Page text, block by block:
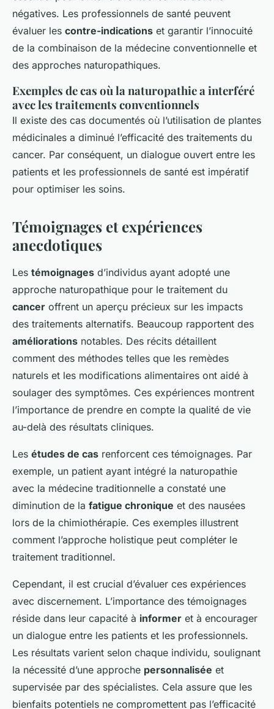
négatives. Les professionnels de santé peuvent
évaluer les contre-indications et garantir l’innocuité
de la combinaison de la médecine conventionnelle et
des approches naturopathiques.
Exemples de cas où la naturopathie a interféré
avec les traitements conventionnels
Il existe des cas documentés où l’utilisation de plantes
médicinales a diminué l’efficacité des traitements du
cancer. Par conséquent, un dialogue ouvert entre les
patients et les professionnels de santé est impératif
pour optimiser les soins.
Témoignages et expériences
anecdotiques
Les témoignages d’individus ayant adopté une
approche naturopathique pour le traitement du
cancer offrent un aperçu précieux sur les impacts
des traitements alternatifs. Beaucoup rapportent des
améliorations notables. Des récits détaillent
comment des méthodes telles que les remèdes
naturels et les modifications alimentaires ont aidé à
soulager des symptômes. Ces expériences montrent
l’importance de prendre en compte la qualité de vie
au-delà des résultats cliniques.
Les études de cas renforcent ces témoignages. Par
exemple, un patient ayant intégré la naturopathie
avec la médecine traditionnelle a constaté une
diminution de la fatigue chronique et des nausées
lors de la chimiothérapie. Ces exemples illustrent
comment l’approche holistique peut compléter le
traitement traditionnel.
Cependant, il est crucial d’évaluer ces expériences
avec discernement. L’importance des témoignages
réside dans leur capacité à informer et à encourager
un dialogue entre les patients et les professionnels.
Les résultats varient selon chaque individu, soulignant
la nécessité d’une approche personnalisée et
supervisée par des spécialistes. Cela assure que les
bienfaits potentiels ne compromettent pas l’efficacité